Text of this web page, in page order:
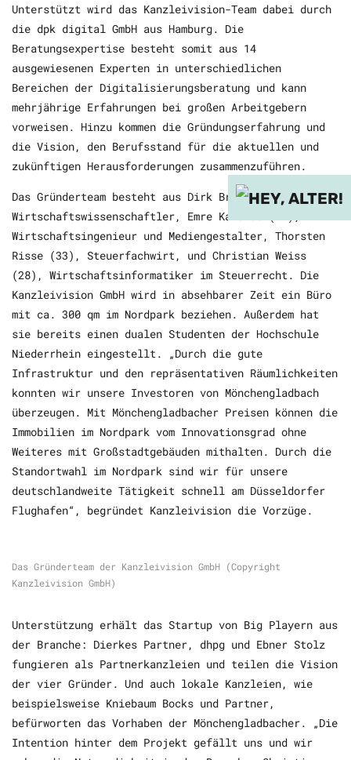
Unterstützt wird das Kanzleivision-Team dabei durch
die dpk digital GmbH aus Hamburg. Die
Beratungsexpertise besteht somit aus 14
ausgewiesenen Experten in unterschiedlichen
Bereichen der Digitalisierungsberatung und kann
mehrjährige Erfahrungen bei großen Arbeitgebern
vorweisen. Hinzu kommen die Gründungserfahrung und
die Vision, den Berufsstand für die aktuellen und
zukünftigen Herausforderungen zusammenzuführen.
Das Gründerteam besteht aus Dirk Brandt (36),
Wirtschaftswissenschaftler, Emre Karakas (29),
Wirtschaftsingenieur und Mediengestalter, Thorsten
Risse (33), Steuerfachwirt, und Christian Weiss
(28), Wirtschaftsinformatiker im Steuerrecht. Die
Kanzleivision GmbH wird in absehbarer Zeit ein Büro
mit ca. 300 qm im Nordpark beziehen. Außerdem hat
sie bereits einen dualen Studenten der Hochschule
Niederrhein eingestellt. „Durch die gute
Infrastruktur und den repräsentativen Räumlichkeiten
konnten wir unsere Investoren von Mönchengladbach
überzeugen. Mit Mönchengladbacher Preisen können die
Immobilien im Nordpark vom Innovationsgrad ohne
Weiteres mit Großstadtgebäuden mithalten. Durch die
Standortwahl im Nordpark sind wir für unsere
deutschlandweite Tätigkeit schnell am Düsseldorfer
Flughafen“, begründet Kanzleivision die Vorzüge.
Das Gründerteam der Kanzleivision GmbH (Copyright
Kanzleivision GmbH)
Unterstützung erhält das Startup von Big Playern aus
der Branche: Dierkes Partner, dhpg und Ebner Stolz
fungieren als Partnerkanzleien und teilen die Vision
der vier Gründer. Und auch lokale Kanzleien, wie
beispielsweise Kniebaum Bocks und Partner,
befürworten das Vorhaben der Mönchengladbacher. „Die
Intention hinter dem Projekt gefällt uns und wir